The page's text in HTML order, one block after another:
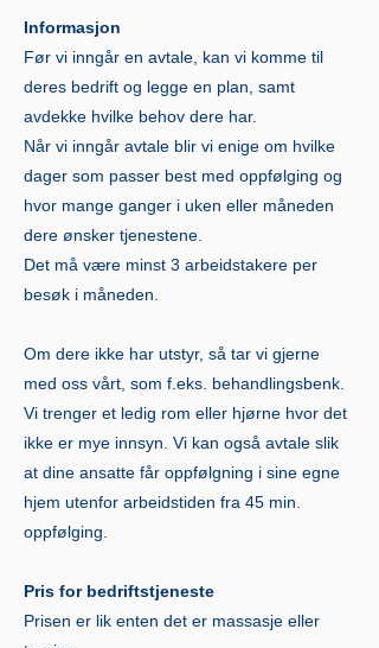
Informasjon
Før vi inngår en avtale, kan vi komme til
deres bedrift og legge en plan, samt
avdekke hvilke behov dere har.
Når vi inngår avtale blir vi enige om hvilke
dager som passer best med oppfølging og
hvor mange ganger i uken eller måneden
dere ønsker tjenestene.
Det må være minst 3 arbeidstakere per
besøk i måneden.
Om dere ikke har utstyr, så tar vi gjerne
med oss vårt, som f.eks. behandlingsbenk.
Vi trenger et ledig rom eller hjørne hvor det
ikke er mye innsyn. Vi kan også avtale slik
at dine ansatte får oppfølgning i sine egne
hjem utenfor arbeidstiden fra 45 min.
oppfølging.
Pris for bedriftstjeneste
Prisen er lik enten det er massasje eller